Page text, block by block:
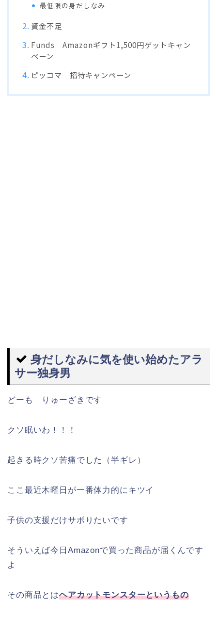
最低限の身だしなみ
資金不足
Funds Amazonギフト1,500円ゲットキャン
ペーン
ピッコマ 招待キャンペーン
身だしなみに気を使い始めたアラ
サー独身男
どーも りゅーざきです
クソ眠いわ！！！
起きる時クソ苦痛でした（半ギレ）
ここ最近木曜日が一番体力的にキツイ
子供の支援だけサボりたいです
そういえば今日Amazonで買った商品が届くんです
よ
その商品とはヘアカットモンスターというもの